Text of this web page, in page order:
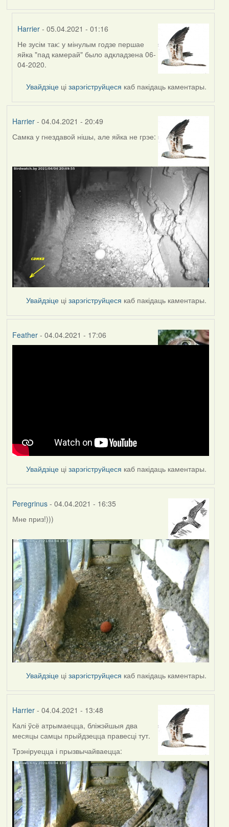
Harrier - 05.04.2021 - 01:16
In
reply
to
ZNR
Не зусім так: у мінулым годзе першае
яйка "пад камерай" было адкладзена 06-
04-2020.
Увайдзіце цізарэгіструйцеся каб пакідаць каментары.
Harrier- 04.04.2021 - 20:49
Самка у гнездавой нішы, але яйка не грэе:
Увайдзіце цізарэгіструйцеся каб пакідаць каментары.
Feather- 04.04.2021 - 17:06
Увайдзіце цізарэгіструйцеся каб пакідаць каментары.
Peregrinus- 04.04.2021 - 16:35
Мне приз!)))
Увайдзіце цізарэгіструйцеся каб пакідаць каментары.
Harrier- 04.04.2021 - 13:48
Калі ўсё атрымаецца, бліжэйшыя два
месяцы самцы прыйдзецца правесці тут.
Трэніруецца і прызвычайваецца: